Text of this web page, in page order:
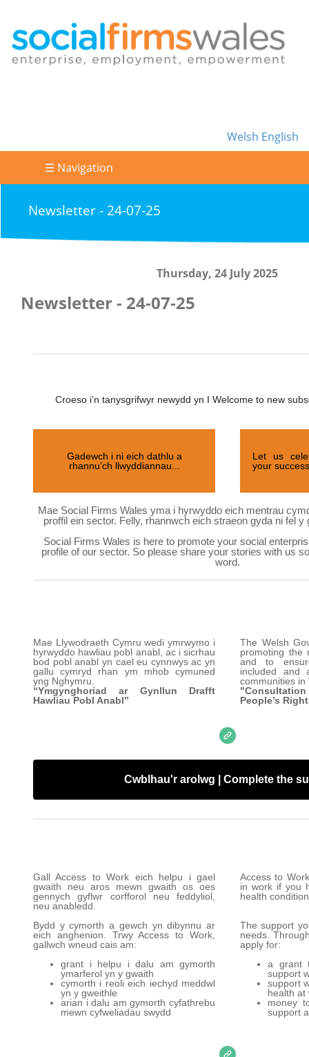
Welsh English
☰ Navigation
Newsletter - 24-07-25
Thursday, 24 July 2025
Newsletter - 24-07-25
Croeso i’n tanysgrifwyr newydd yn I Welcome to new
Gadewch i ni eich dathlu a
rhannu’ch llwyddiannau...
Let us
your
Mae Social Firms Wales yma i hyrwyddo eich mentrau
proffil ein sector. Felly, rhannwch eich straeon gyda ni fel y
Social Firms Wales is here to promote your social
profile of our sector. So please share your stories with us
word.
Mae Llywodraeth Cymru wedi ymrwymo i
hyrwyddo hawliau pobl anabl, ac i sicrhau
bod pobl anabl yn cael eu cynnwys ac yn
gallu cymryd rhan ym mhob cymuned
yng Nghymru.
“Ymgynghoriad ar Gynllun Drafft
Hawliau Pobl Anabl”
The Welsh
promoting the
and to
included and
communities in
People’s
Cwblhau'r arolwg | Complete the
Gall Access to Work eich helpu i gael
gwaith neu aros mewn gwaith os oes
gennych gyflwr corfforol neu feddyliol,
neu anabledd.
Bydd y cymorth a gewch yn dibynnu ar
eich anghenion. Trwy Access to Work,
gallwch wneud cais am:
grant i helpu i dalu am gymorth
ymarferol yn y gwaith
cymorth i reoli eich iechyd meddwl
yn y gweithle
arian i dalu am gymorth cyfathrebu
mewn cyfweliadau swydd
Access to
in work if you
health
The support
needs.
apply for:
a grant
support
support
health at
money
support